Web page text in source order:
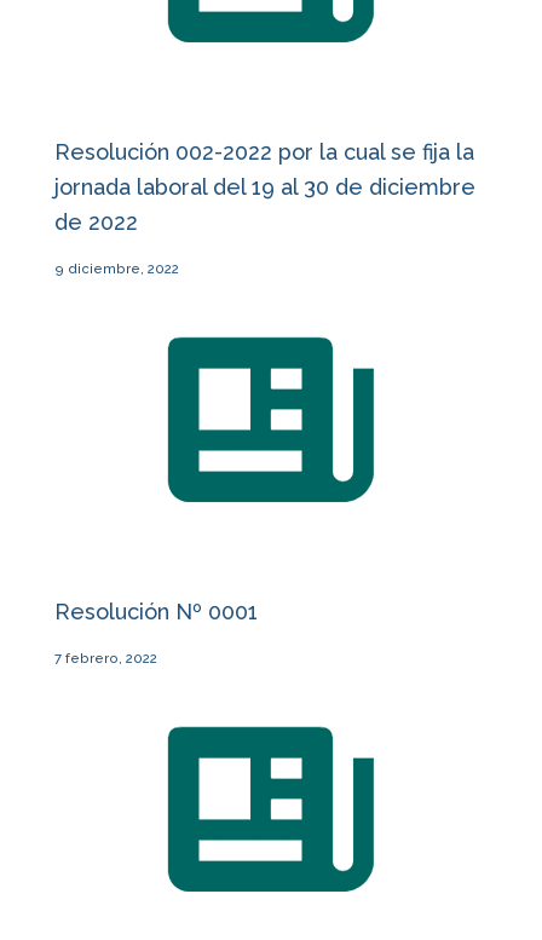
Resolución 002-2022 por la cual se fija la
jornada laboral del 19 al 30 de diciembre
de 2022
9 diciembre, 2022
Resolución Nº 0001
7 febrero, 2022